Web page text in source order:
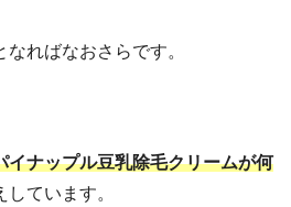
ればなおさらです。
イナップル豆乳除毛クリームが何
しています。